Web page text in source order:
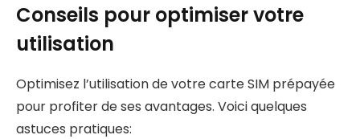
Conseils pour optimiser votre
utilisation
Optimisez l’utilisation de votre carte SIM prépayée
pour profiter de ses avantages. Voici quelques
astuces pratiques: